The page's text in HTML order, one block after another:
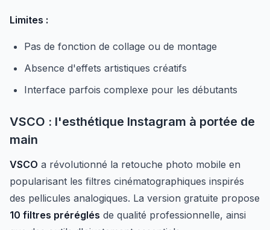
Limites :
Pas de fonction de collage ou de montage
Absence d'effets artistiques créatifs
Interface parfois complexe pour les débutants
VSCO : l'esthétique Instagram à portée de
main
VSCO a révolutionné la retouche photo mobile en
popularisant les filtres cinématographiques inspirés
des pellicules analogiques. La version gratuite propose
10 filtres préréglés de qualité professionnelle, ainsi